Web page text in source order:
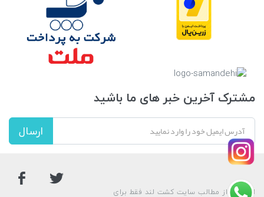
مشترک آخرین خبر های ما باشید
ارسال
استفاده از مطالب سایت کشت لند فقط برای